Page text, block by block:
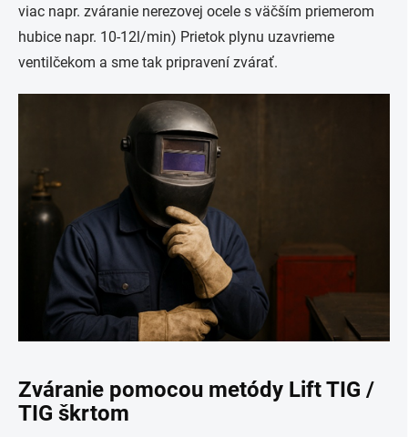
viac napr. zváranie nerezovej ocele s väčším priemerom
hubice napr. 10-12l/min) Prietok plynu uzavrieme
ventilčekom a sme tak pripravení zvárať.
Zváranie pomocou metódy Lift TIG /
TIG škrtom